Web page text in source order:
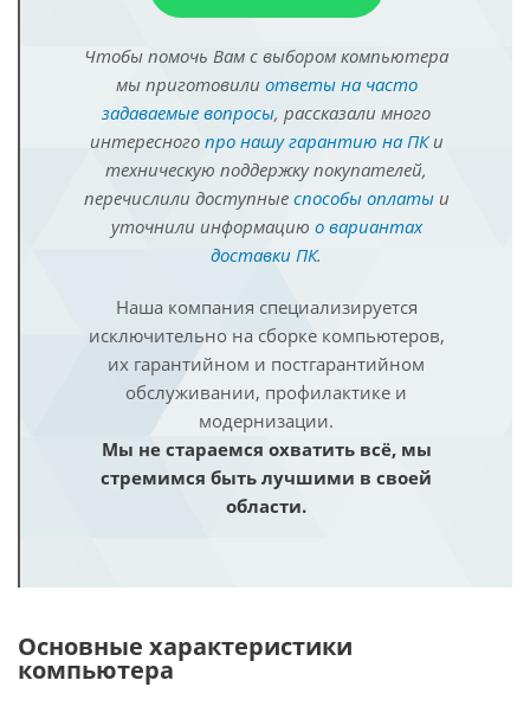
Чтобы помочь Вам с выбором компьютера
мы приготовили ответы на часто
задаваемые вопросы, рассказали много
интересного про нашу гарантию на ПКи
техническую поддержку покупателей,
перечислили доступные способы оплатыи
уточнили информацию о вариантах
доставки ПК.
Наша компания специализируется
исключительно на сборке компьютеров,
их гарантийном и постгарантийном
обслуживании, профилактике и
модернизации.
Мы не стараемся охватить всё, мы
стремимся быть лучшими в своей
области.
Основные характеристики
компьютера